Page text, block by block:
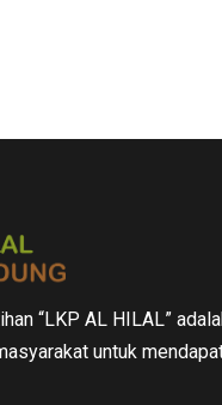
“LKP AL HILAL”
untuk